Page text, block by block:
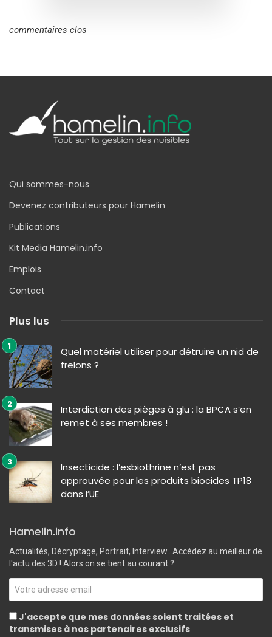
commentaires clos
Qui sommes-nous
Devenez contributeurs pour Hamelin
Publications
Kit Media Hamelin.info
Emplois
Contact
Plus lus
Quel matériel utiliser pour détruire un nid de
frelons ?
Interdiction des pièges à glu : la BPCA s’en
remet à ses membres !
Insecticide : l’esbiothrine n’est pas
approuvée pour les produits biocides TP18
dans l’UE
Hamelin.info
Actualités, Décryptage, Portrait, Interview.. Accédez au meilleur de
l'actu des 3D ! Alors on se tient au courant ?
J'accepte que mes données soient traitées et
transmises à nos partenaires exclusifs